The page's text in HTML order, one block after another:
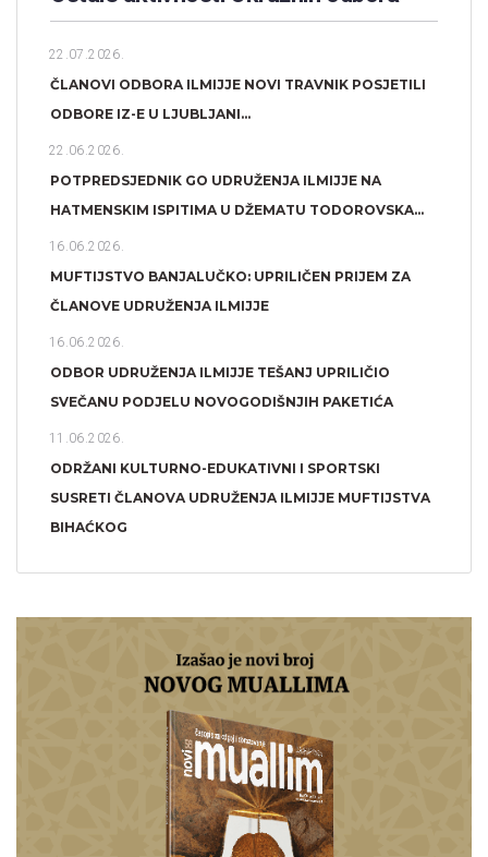
22.07.2026.
ČLANOVI ODBORA ILMIJJE NOVI TRAVNIK POSJETILI
ODBORE IZ-E U LJUBLJANI...
22.06.2026.
POTPREDSJEDNIK GO UDRUŽENJA ILMIJJE NA
HATMENSKIM ISPITIMA U DŽEMATU TODOROVSKA...
16.06.2026.
MUFTIJSTVO BANJALUČKO: UPRILIČEN PRIJEM ZA
ČLANOVE UDRUŽENJA ILMIJJE
16.06.2026.
ODBOR UDRUŽENJA ILMIJJE TEŠANJ UPRILIČIO
SVEČANU PODJELU NOVOGODIŠNJIH PAKETIĆA
11.06.2026.
ODRŽANI KULTURNO-EDUKATIVNI I SPORTSKI
SUSRETI ČLANOVA UDRUŽENJA ILMIJJE MUFTIJSTVA
BIHAĆKOG